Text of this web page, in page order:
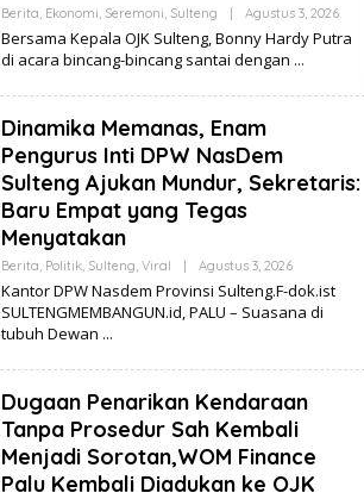
Berita, Ekonomi, Seremoni, Sulteng Agustus 3, 2026O
E
I
Bersama Kepala OJK Sulteng, Bonny Hardy Putra
di acara bincang-bincang santai dengan
Dinamika Memanas, Enam
Pengurus Inti DPW NasDem
Sulteng Ajukan Mundur, Sekretaris:
Baru Empat yang Tegas
Menyatakan
Berita, Politik, Sulteng, Viral Agustus 3, 2026O
L
E
H
K
Kantor DPW Nasdem Provinsi Sulteng.F-dok.ist
SULTENGMEMBANGUN.id, PALU – Suasana di
tubuh Dewan
Dugaan Penarikan Kendaraan
Tanpa Prosedur Sah Kembali
Menjadi Sorotan,WOM Finance
Palu Kembali Diadukan ke OJK